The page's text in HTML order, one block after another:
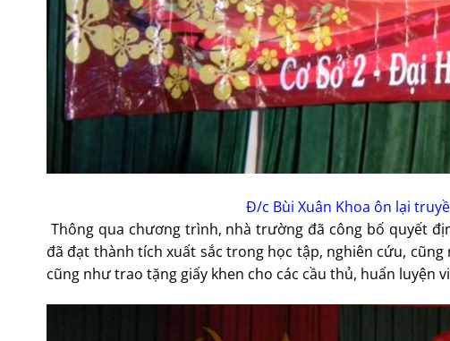
Đ/c Bùi Xuân Khoa ôn lại
Thông qua chương trình, nhà trường đã công bố quyết
đã đạt thành tích xuất sắc trong học tập, nghiên cứu,
cũng như trao tặng giấy khen cho các cầu thủ, huấn luyện